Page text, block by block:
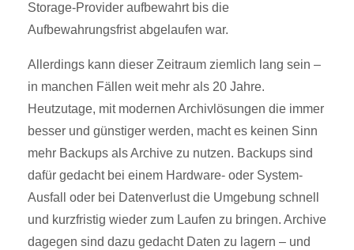
Storage-Provider aufbewahrt bis die
Aufbewahrungsfrist abgelaufen war.
Allerdings kann dieser Zeitraum ziemlich lang sein –
in manchen Fällen weit mehr als 20 Jahre.
Heutzutage, mit modernen Archivlösungen die immer
besser und günstiger werden, macht es keinen Sinn
mehr Backups als Archive zu nutzen. Backups sind
dafür gedacht bei einem Hardware- oder System-
Ausfall oder bei Datenverlust die Umgebung schnell
und kurzfristig wieder zum Laufen zu bringen. Archive
dagegen sind dazu gedacht Daten zu lagern – und